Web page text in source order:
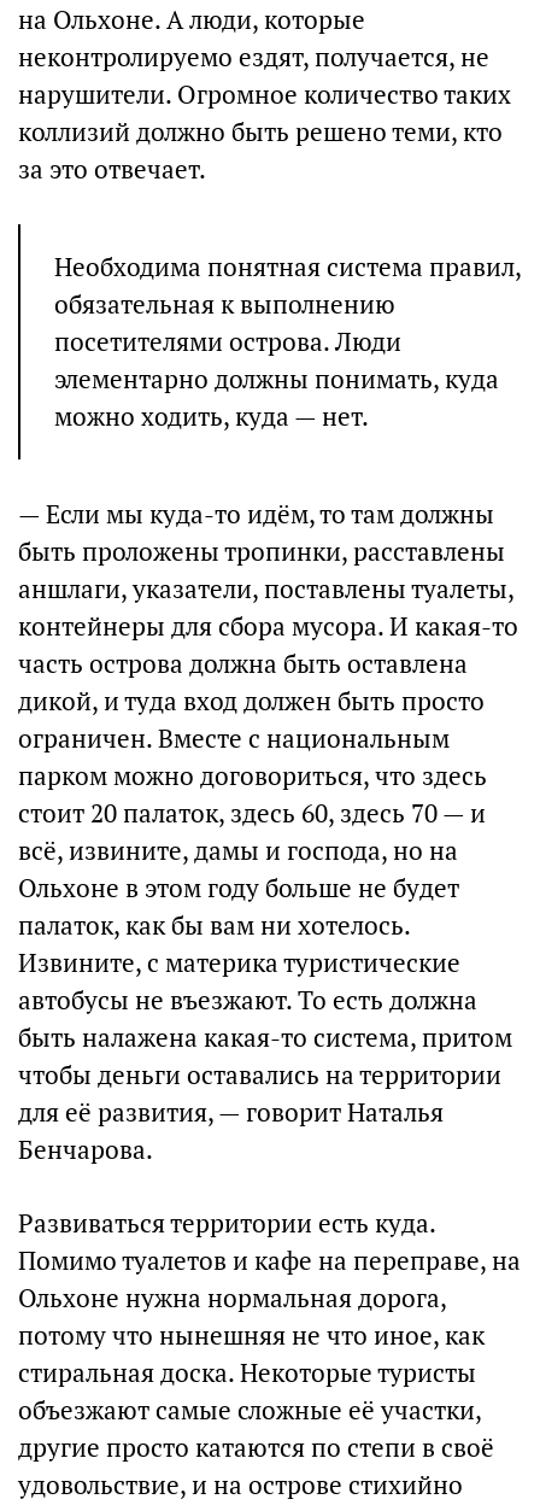
на Ольхоне. А люди, которые
неконтролируемо ездят, получается, не
нарушители. Огромное количество таких
коллизий должно быть решено теми, кто
за это отвечает.
Необходима понятная система правил,
обязательная к выполнению
посетителями острова. Люди
элементарно должны понимать, куда
можно ходить, куда — нет.
— Если мы куда-то идём, то там должны
быть проложены тропинки, расставлены
аншлаги, указатели, поставлены туалеты,
контейнеры для сбора мусора. И какая-то
часть острова должна быть оставлена
дикой, и туда вход должен быть просто
ограничен. Вместе с национальным
парком можно договориться, что здесь
стоит 20 палаток, здесь 60, здесь 70 — и
всё, извините, дамы и господа, но на
Ольхоне в этом году больше не будет
палаток, как бы вам ни хотелось.
Извините, с материка туристические
автобусы не въезжают. То есть должна
быть налажена какая-то система, притом
чтобы деньги оставались на территории
для её развития, — говорит Наталья
Бенчарова.
Развиваться территории есть куда.
Помимо туалетов и кафе на переправе, на
Ольхоне нужна нормальная дорога,
потому что нынешняя не что иное, как
стиральная доска. Некоторые туристы
объезжают самые сложные её участки,
другие просто катаются по степи в своё
удовольствие, и на острове стихийно